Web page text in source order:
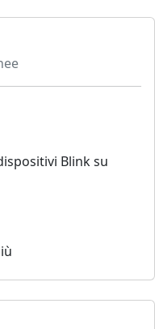
Blink su